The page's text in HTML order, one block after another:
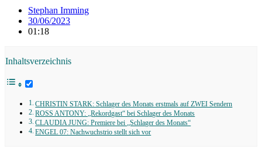
Stephan Imming
30/06/2023
01:18
Inhaltsverzeichnis
CHRISTIN STARK: Schlager des Monats erstmals auf ZWEI Sendern
ROSS ANTONY: „Rekordgast“ bei Schlager des Monats
CLAUDIA JUNG: Premiere bei „Schlager des Monats“
ENGEL 07: Nachwuchstrio stellt sich vor